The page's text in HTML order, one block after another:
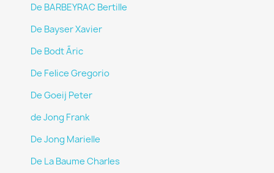
De BARBEYRAC Bertille
De Bayser Xavier
De Bodt Ãric
De Felice Gregorio
De Goeij Peter
de Jong Frank
De Jong Marielle
De La Baume Charles